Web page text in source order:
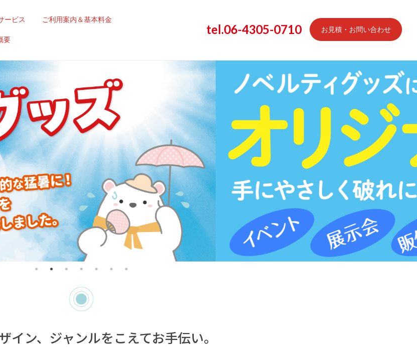
ービス ご利用案内＆基本料金
要
tel.06-4305-0710 お見積・お問い合わせ
イン、 ジャンルをこえてお手伝い。